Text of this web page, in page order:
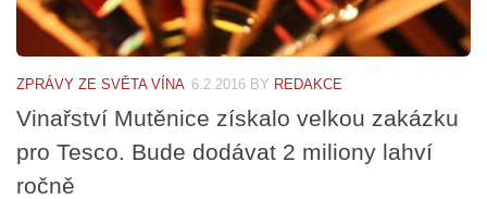
ZPRÁVY ZE SVĚTA VÍNA 6.2.2016 BY REDAKCE
Vinařství Mutěnice získalo velkou zakázku
pro Tesco. Bude dodávat 2 miliony lahví
ročně